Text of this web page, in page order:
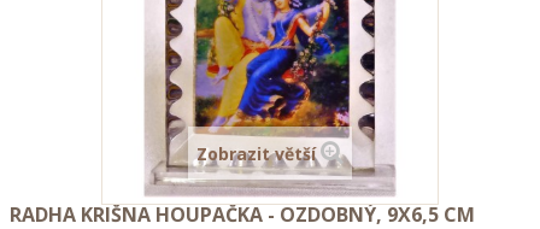
Zobrazit větší
RADHA KRIŠNA HOUPAČKA - OZDOBNÝ, 9X6,5 CM